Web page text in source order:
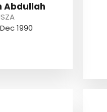
Abdullah
1990